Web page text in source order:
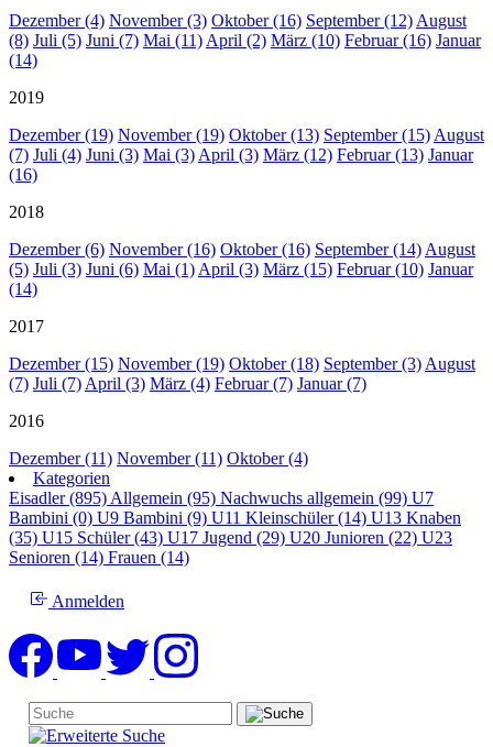
Dezember (4) November (3) Oktober (16) September (12) August
(8) Juli (5) Juni (7) Mai (11) April (2) März (10) Februar (16) Januar
(14)
2019
Dezember (19) November (19) Oktober (13) September (15) August
(7) Juli (4) Juni (3) Mai (3) April (3) März (12) Februar (13) Januar
(16)
2018
Dezember (6) November (16) Oktober (16) September (14) August
(5) Juli (3) Juni (6) Mai (1) April (3) März (15) Februar (10) Januar
(14)
2017
Dezember (15) November (19) Oktober (18) September (3) August
(7) Juli (7) April (3) März (4) Februar (7) Januar (7)
2016
Dezember (11) November (11) Oktober (4)
Kategorien
Eisadler (895) Allgemein (95) Nachwuchs allgemein (99) U7
Bambini (0) U9 Bambini (9) U11 Kleinschüler (14) U13 Knaben
(35) U15 Schüler (43) U17 Jugend (29) U20 Junioren (22) U23
Senioren (14) Frauen (14)
Anmelden